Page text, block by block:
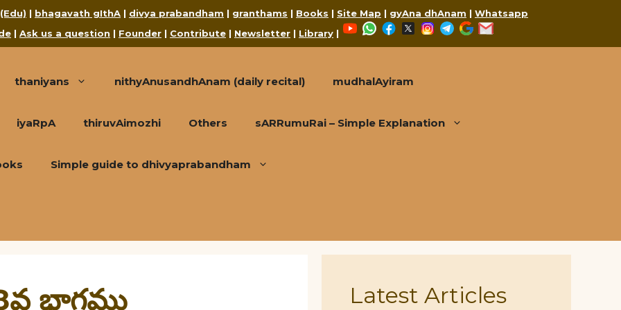
| bhagavath gIthA | divya prabandham | granthams | Books | Site Map | gyAna dhAnam | Whatsapp
| Ask us a question | Founder | Contribute | Newsletter | Library |
YouTubeWhatsApp
Facebook
X Instagram
Telegram
Google
thaniyans nithyAnusandhAnam (daily recital) mudhalAyiram
iyaRpA thiruvAimozhi Others sARRumuRai – Simple Explanation
Simple guide to dhivyaprabandham
8వ భాగము Latest Articles